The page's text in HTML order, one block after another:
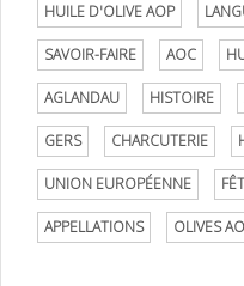
HUILE D'OLIVE AOP
SAVOIR-FAIRE AOC
AGLANDAU HISTOIRE
GERS CHARCUTERIE
UNION EUROPÉENNE
APPELLATIONS OLIVES